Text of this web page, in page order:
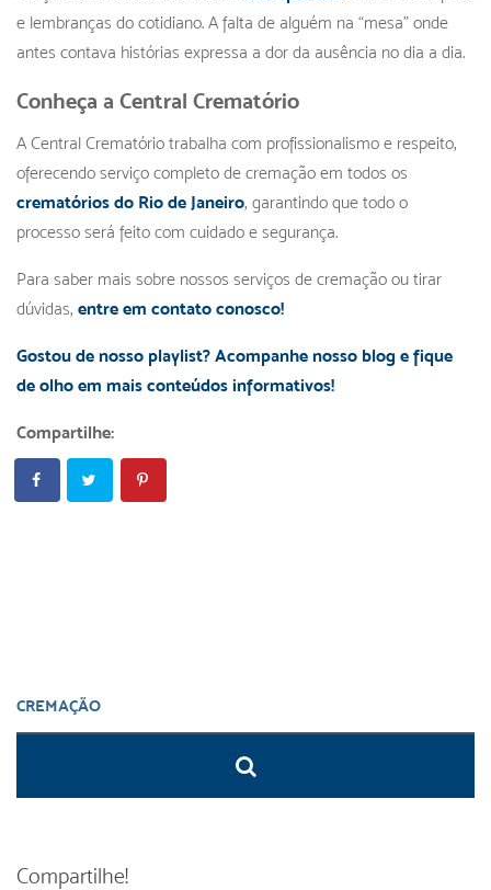
e lembranças do cotidiano. A falta de alguém na “mesa” onde
antes contava histórias expressa a dor da ausência no dia a dia.
Conheça a Central Crematório
A Central Crematório trabalha com profissionalismo e respeito,
oferecendo serviço completo de cremação em todos os
crematórios do Rio de Janeiro, garantindo que todo o
processo será feito com cuidado e segurança.
Para saber mais sobre nossos serviços de cremação ou tirar
dúvidas, entre em contato conosco!
Gostou de nosso playlist? Acompanhe nosso blog e fique
de olho em mais conteúdos informativos!
Compartilhe:
Compartilhe!